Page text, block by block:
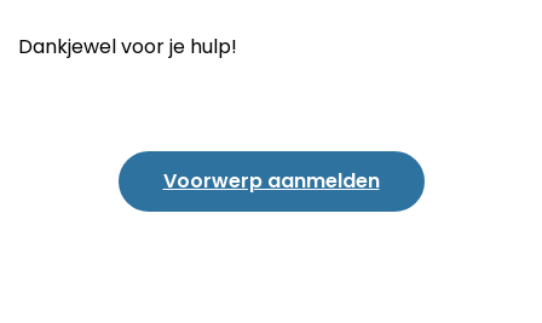
Dankjewel voor je hulp!
Voorwerp aanmelden